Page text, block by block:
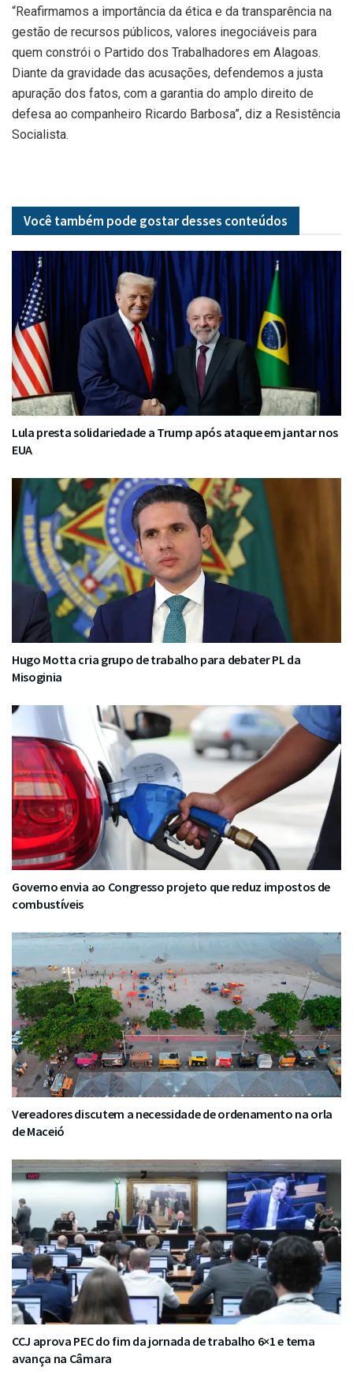
“Reafirmamos a importância da ética e da transparência na
gestão de recursos públicos, valores inegociáveis para
quem constrói o Partido dos Trabalhadores em Alagoas.
Diante da gravidade das acusações, defendemos a justa
apuração dos fatos, com a garantia do amplo direito de
defesa ao companheiro Ricardo Barbosa”, diz a Resistência
Socialista.
Você também pode gostar desses conteúdos
Lula presta solidariedade a Trump após ataque em jantar nos
EUA
Hugo Motta cria grupo de trabalho para debater PL da
Misoginia
Governo envia ao Congresso projeto que reduz impostos de
combustíveis
Vereadores discutem a necessidade de ordenamento na orla
de Maceió
CCJ aprova PEC do fim da jornada de trabalho 6×1 e tema
avança na Câmara